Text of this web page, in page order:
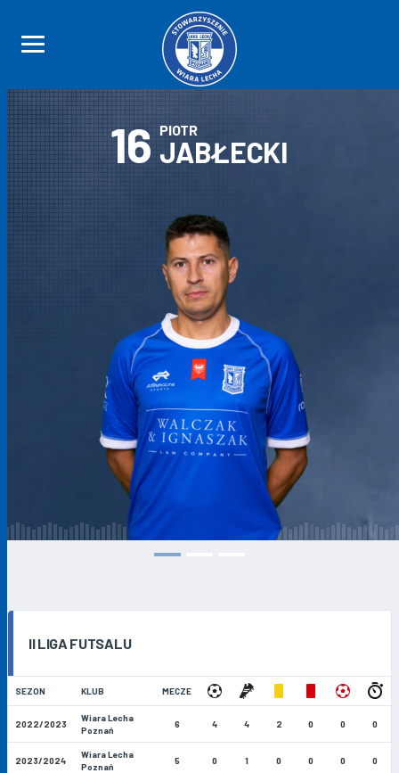
16 PIOTR
JABŁECKI
II LIGA FUTSALU
SEZON KLUB MECZE
2022/2023
Wiara Lecha
Poznań
6 4 4 2 0 0 0
2023/2024
Wiara Lecha
Poznań
5 0 1 0 0 0 0